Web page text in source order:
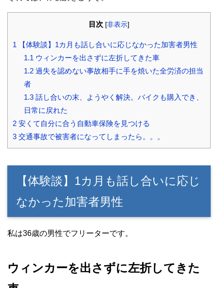
目次 [非表示]
1 【体験談】1カ月も話し合いに応じなかった加害者男性
1.1 ウィンカーを出さずに左折してきた車
1.2過失を認めない事故相手に手を焼いた全労済の担当
者
1.3話し合いの末、ようやく解決。バイクも購入でき、
日常に戻れた
2 安くて自分に合う自動車保険を見つける
3 交通事故で被害者になってしまったら。。。
【体験談】1カ月も話し合いに応じ
なかった加害者男性
私は36歳の男性でフリーターです。
ウィンカーを出さずに左折してきた